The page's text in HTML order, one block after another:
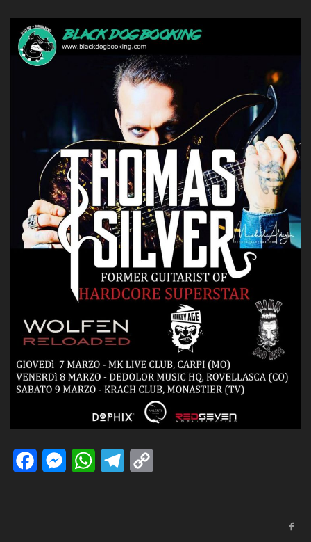
FacebookMessengerWhatsAppTelegram